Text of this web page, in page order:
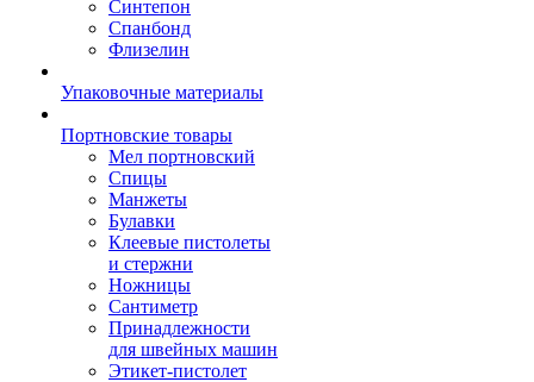
Синтепон
Спанбонд
Флизелин
Упаковочные материалы
Портновские товары
Мел портновский
Спицы
Манжеты
Булавки
Клеевые пистолеты
и стержни
Ножницы
Сантиметр
Принадлежности
для швейных машин
Этикет-пистолет